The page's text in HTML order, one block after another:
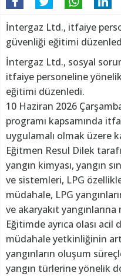
İntergaz Ltd., itfaiye
güvenliği eğitimi
İntergaz Ltd., sosyal
itfaiye personeline
eğitimi düzenledi.
10 Haziran 2026
programı kapsamında
uygulamalı olmak üzere
Eğitmen Resul Dilek
yangın kimyası, yangın
ve sistemleri, LPG
müdahale, LPG
ve akaryakıt
Eğitimde ayrıca olası acil
müdahale yetkinliğinin
yangınların oluşum
yangın türlerine yönelik